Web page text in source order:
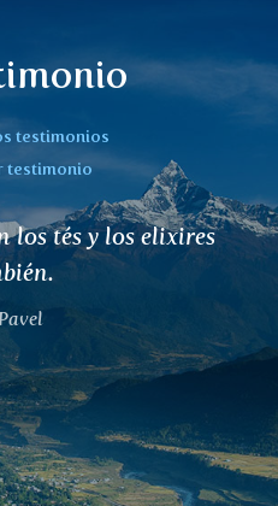
testimonios
testimonio
he tenido dolor de
cambios de
alivio. He probado
vitaminas. Ninguna
tomar ASTHIPRASH
y articulaciones, gran
de nuevo. Estoy